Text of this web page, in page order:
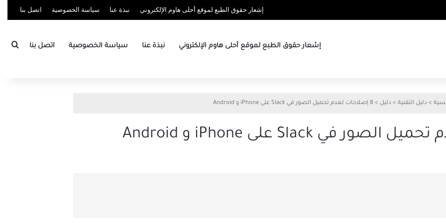
إشعار حقوق الطبع لموقع أحلى هاوم الإلكتروني نبذة عنا سياسة الخصوصية اتصل بنا
إشعار حقوق الطبع لموقع أحلى هاوم الإلكتروني نبذة عنا سياسة الخصوصية اتصل بنا
> دليل التقنية > دليل > 8 إصلاحات لعدم تحميل الصور في Slack على iPhone و Android